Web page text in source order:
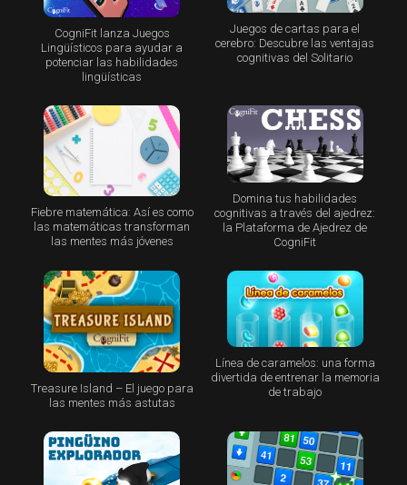
CogniFit lanza Juegos
Lingüísticos para ayudar a
potenciar las habilidades
lingüísticas
Juegos de cartas para el
cerebro: Descubre las ventajas
cognitivas del Solitario
Fiebre matemática: Así es como
las matemáticas transforman
las mentes más jóvenes
Domina tus habilidades
cognitivas a través del ajedrez:
la Plataforma de Ajedrez de
CogniFit
Treasure Island – El juego para
las mentes más astutas
Línea de caramelos: una forma
divertida de entrenar la memoria
de trabajo